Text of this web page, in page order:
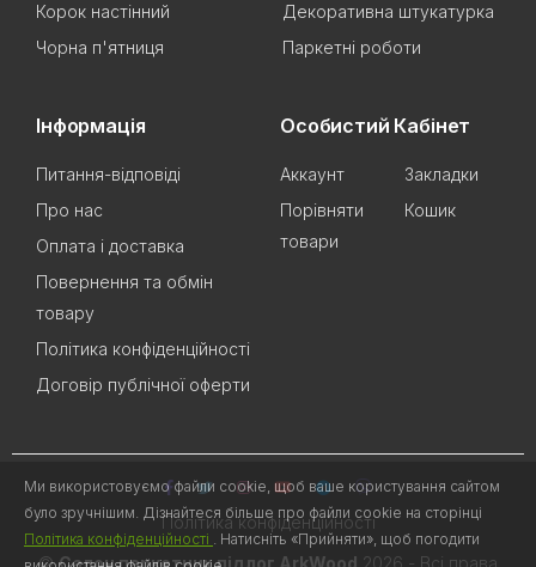
Корок настінний
Декоративна штукатурка
Чорна п'ятниця
Паркетні роботи
Інформація
Питання-відповіді
Про нас
Оплата і доставка
Повернення та обмін
товару
Політика конфіденційності
Договір публічної оферти
Особистий Кабінет
Аккаунт
Закладки
Порівняти
товари
Кошик
Політика конфіденційності
Ми використовуємо файли cookie, щоб ваше користування сайтом
було зручнішим. Дізнайтеся більше про файли cookie на сторінці
Політика конфіденційності . Натисніть «Прийняти», щоб погодити